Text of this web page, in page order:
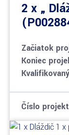
2 x „
Začiatok
Koniec
Číslo